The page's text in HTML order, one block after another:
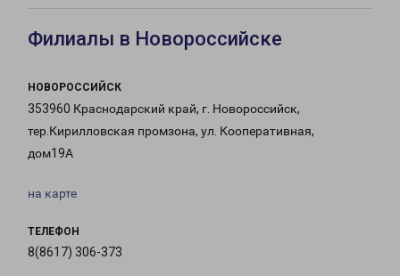
Филиалы в Новороссийске
НОВОРОССИЙСК
353960 Краснодарский край, г. Новороссийск,
тер.Кирилловская промзона, ул. Кооперативная,
дом19А
на карте
ТЕЛЕФОН
8(8617) 306-373